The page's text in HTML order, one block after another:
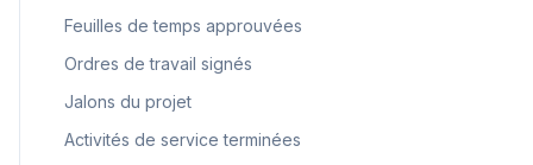
Feuilles de temps approuvées
Ordres de travail signés
Jalons du projet
Activités de service terminées